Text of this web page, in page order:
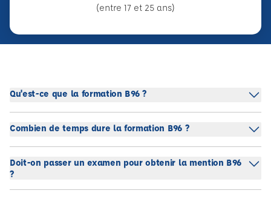
(entre 17 et 25 ans)
Qu'est-ce que la formation B96 ?
Combien de temps dure la formation B96 ?
Doit-on passer un examen pour obtenir la mention B96
?